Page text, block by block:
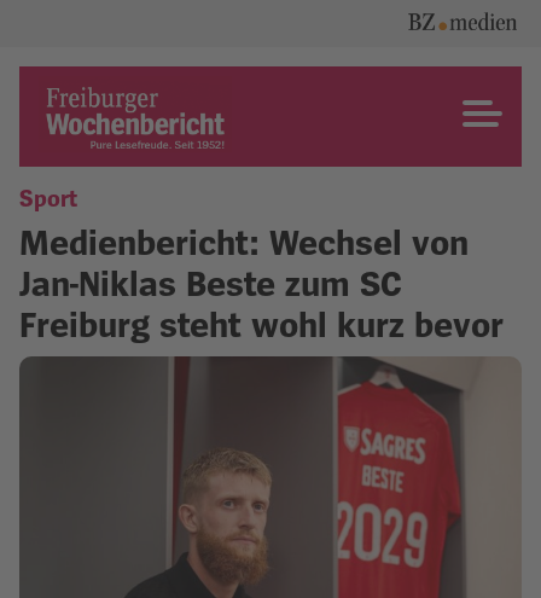
content
Freiburger Wochenbericht
Sport
Medienbericht: Wechsel von
Jan-Niklas Beste zum SC
Freiburg steht wohl kurz bevor